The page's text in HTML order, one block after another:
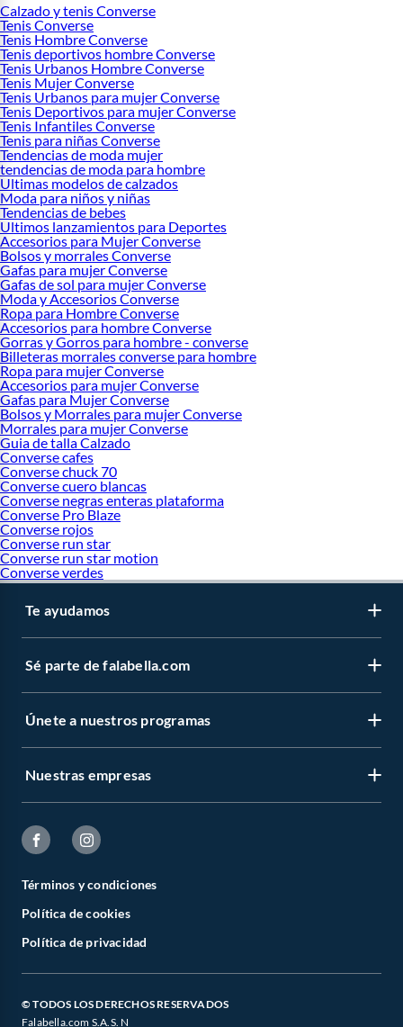
Calzado y tenis Converse
Tenis Converse
Tenis Hombre Converse
Tenis deportivos hombre Converse
Tenis Urbanos Hombre Converse
Tenis Mujer Converse
Tenis Urbanos para mujer Converse
Tenis Deportivos para mujer Converse
Tenis Infantiles Converse
Tenis para niñas Converse
Tendencias de moda mujer
tendencias de moda para hombre
Ultimas modelos de calzados
Moda para niños y niñas
Tendencias de bebes
Ultimos lanzamientos para Deportes
Accesorios para Mujer Converse
Bolsos y morrales Converse
Gafas para mujer Converse
Gafas de sol para mujer Converse
Moda y Accesorios Converse
Ropa para Hombre Converse
Accesorios para hombre Converse
Gorras y Gorros para hombre - converse
Billeteras morrales converse para hombre
Ropa para mujer Converse
Accesorios para mujer Converse
Gafas para Mujer Converse
Bolsos y Morrales para mujer Converse
Morrales para mujer Converse
Guia de talla Calzado
Converse cafes
Converse chuck 70
Converse cuero blancas
Converse negras enteras plataforma
Converse Pro Blaze
Converse rojos
Converse run star
Converse run star motion
Converse verdes
Te ayudamos
Sé parte de falabella.com
Únete a nuestros programas
Nuestras empresas
Términos y condiciones
Política de cookies
Política de privacidad
© TODOS LOS DERECHOS RESERVADOS
Falabella.com S.A.S. N